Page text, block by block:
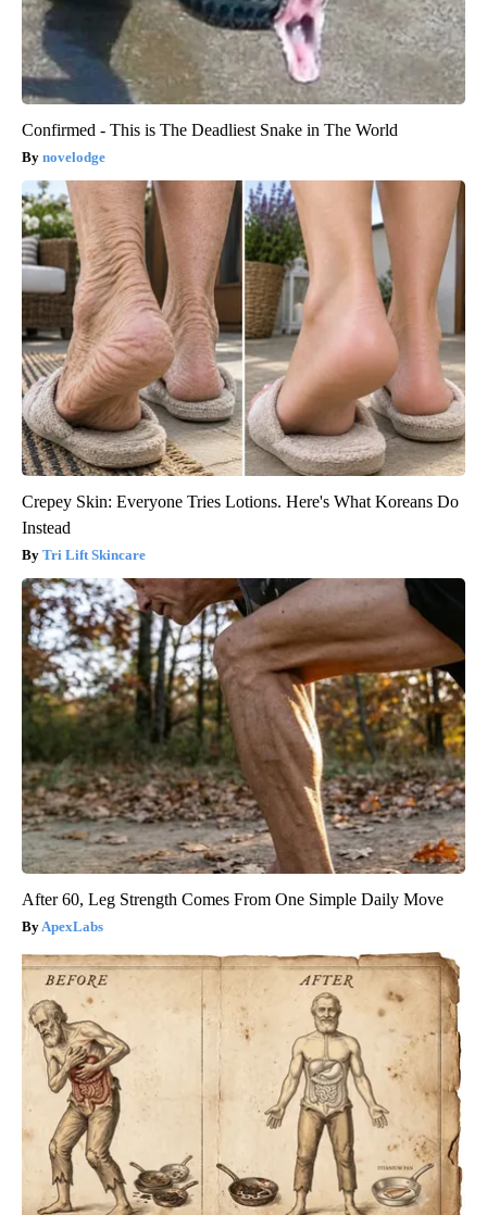
Confirmed - This is The Deadliest Snake in The World
novelodge
Crepey Skin: Everyone Tries Lotions. Here's What Koreans Do
Instead
Tri Lift Skincare
After 60, Leg Strength Comes From One Simple Daily Move
ApexLabs